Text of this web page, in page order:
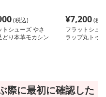
(税込)
トシューズ やさ
どり本革モカシン
¥7,200(税
フラットシュ
ラップ丸トゥ
際に最初に確認した